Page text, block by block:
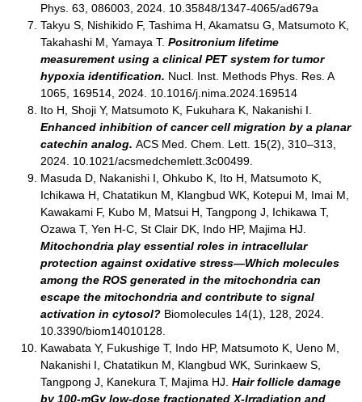
Phys. 63, 086003, 2024. 10.35848/1347-4065/ad679a
Takyu S, Nishikido F, Tashima H, Akamatsu G, Matsumoto K,
Takahashi M, Yamaya T. Positronium lifetime
measurement using a clinical PET system for tumor
hypoxia identification. Nucl. Inst. Methods Phys. Res. A
1065, 169514, 2024. 10.1016/j.nima.2024.169514
Ito H, Shoji Y, Matsumoto K, Fukuhara K, Nakanishi I.
Enhanced inhibition of cancer cell migration by a planar
catechin analog. ACS Med. Chem. Lett. 15(2), 310–313,
2024. 10.1021/acsmedchemlett.3c00499.
Masuda D, Nakanishi I, Ohkubo K, Ito H, Matsumoto K,
Ichikawa H, Chatatikun M, Klangbud WK, Kotepui M, Imai M,
Kawakami F, Kubo M, Matsui H, Tangpong J, Ichikawa T,
Ozawa T, Yen H-C, St Clair DK, Indo HP, Majima HJ.
Mitochondria play essential roles in intracellular
protection against oxidative stress—Which molecules
among the ROS generated in the mitochondria can
escape the mitochondria and contribute to signal
activation in cytosol? Biomolecules 14(1), 128, 2024.
10.3390/biom14010128.
Kawabata Y, Fukushige T, Indo HP, Matsumoto K, Ueno M,
Nakanishi I, Chatatikun M, Klangbud WK, Surinkaew S,
Tangpong J, Kanekura T, Majima HJ. Hair follicle damage
by 100-mGy low-dose fractionated X-Irradiation and